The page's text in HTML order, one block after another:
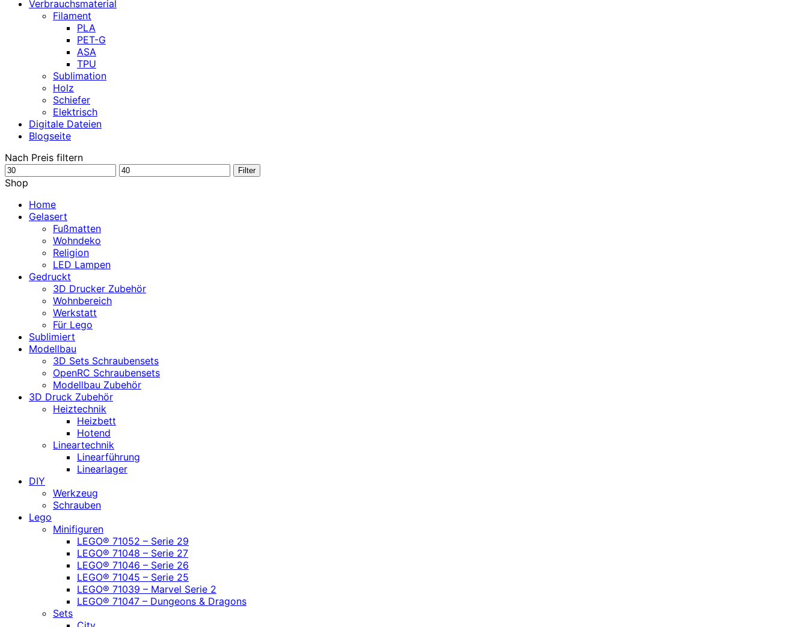
Verbrauchsmaterial
Filament
PLA
PET-G
ASA
TPU
Sublimation
Holz
Schiefer
Elektrisch
Digitale Dateien
Blogseite
Nach Preis filtern
Min.
Preis
Max.
Filter
Shop
Home
Gelasert
Fußmatten
Wohndeko
Religion
LED Lampen
Gedruckt
3D Drucker Zubehör
Wohnbereich
Werkstatt
Für Lego
Sublimiert
Modellbau
3D Sets Schraubensets
OpenRC Schraubensets
Modellbau Zubehör
3D Druck Zubehör
Heiztechnik
Heizbett
Hotend
Lineartechnik
Linearführung
Linearlager
DIY
Werkzeug
Schrauben
Lego
Minifiguren
LEGO® 71052 – Serie 29
LEGO® 71048 – Serie 27
LEGO® 71046 – Serie 26
LEGO® 71045 – Serie 25
LEGO® 71039 – Marvel Serie 2
LEGO® 71047 – Dungeons & Dragons
Sets